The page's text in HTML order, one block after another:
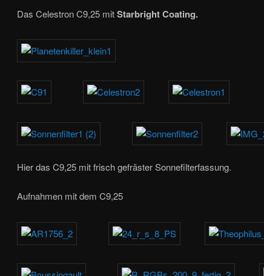
Das Celestron C9,25 mitStarbrightCoating.
Hier das C9,25 mit frisch gefräster Sonnefilterfassung.
Aufnahmen mit dem C9,25